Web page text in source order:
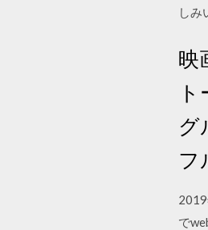
しみ
映
グ
フ
で